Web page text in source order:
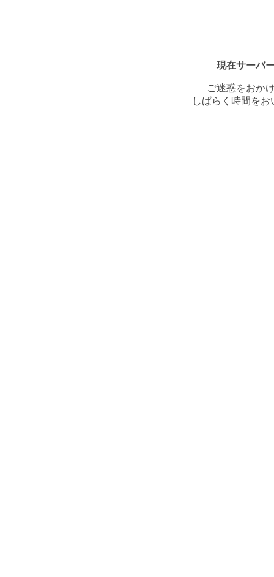
現在サーバ
ご迷惑をおか
しばらく時間を